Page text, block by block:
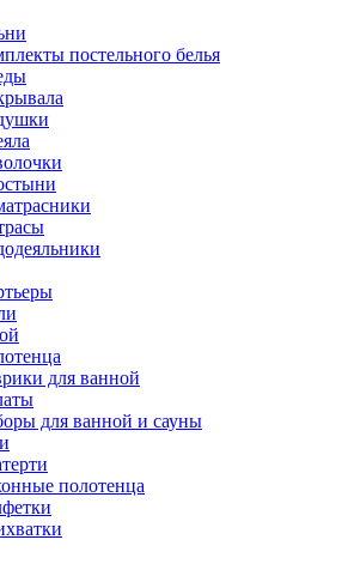
постельного белья
для ванной
для ванной и сауны
полотенца